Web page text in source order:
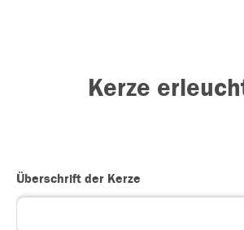
Kerze
Überschrift der Kerze